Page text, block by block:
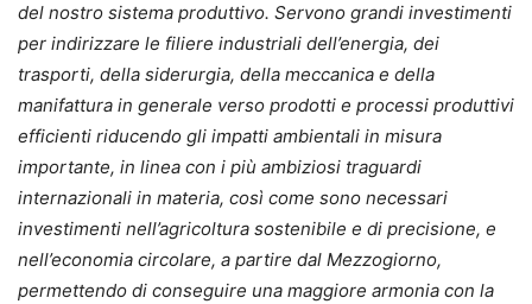
del nostro sistema produttivo. Servono grandi investimenti
per indirizzare le filiere industriali dell’energia, dei
trasporti, della siderurgia, della meccanica e della
manifattura in generale verso prodotti e processi produttivi
efficienti riducendo gli impatti ambientali in misura
importante, in linea con i più ambiziosi traguardi
internazionali in materia, così come sono necessari
investimenti nell’agricoltura sostenibile e di precisione, e
nell’economia circolare, a partire dal Mezzogiorno,
permettendo di conseguire una maggiore armonia con la